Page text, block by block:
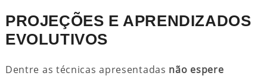
PROJEÇÕES E APRENDIZADOS
EVOLUTIVOS
Dentre as técnicas apresentadas não espere